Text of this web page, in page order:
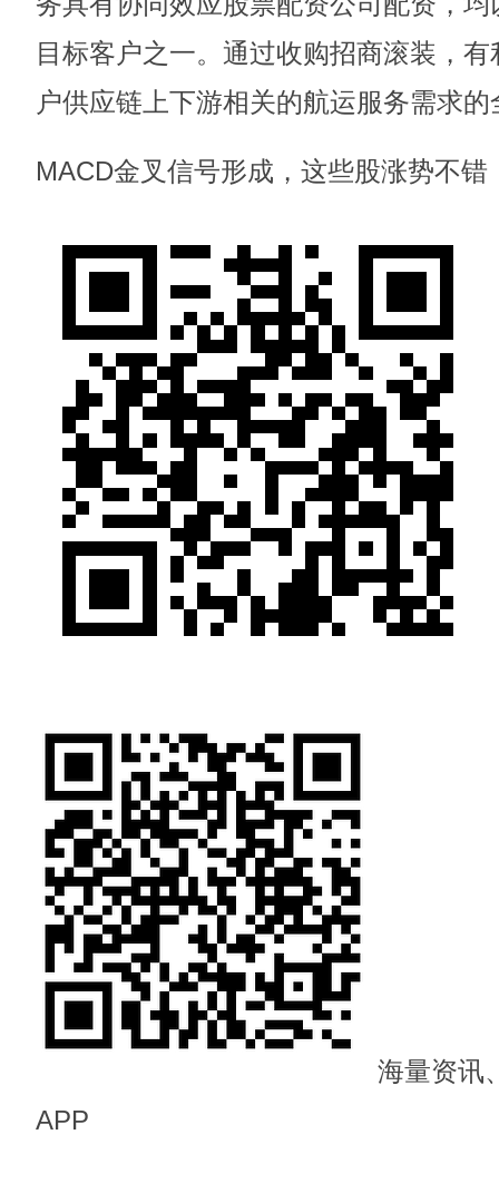
目标客户之一。通过收购招商滚装，
户供应链上下游相关的航运服务需求
MACD金叉信号形成，这些股涨势不错
海量资讯
APP